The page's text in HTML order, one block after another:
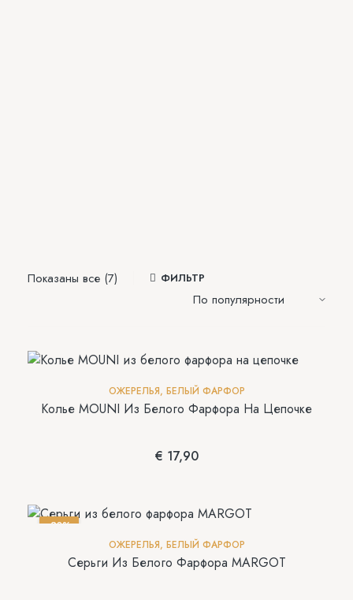
Показаны все (7) ФИЛЬТР
ОЖЕРЕЛЬЯ, БЕЛЫЙ ФАРФОР
Колье MOUNI Из Белого Фарфора На Цепочке
€ 17,90
-29%
ОЖЕРЕЛЬЯ, БЕЛЫЙ ФАРФОР
Серьги Из Белого Фарфора MARGOT